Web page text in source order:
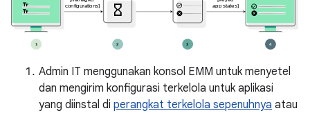
Admin IT menggunakan konsol EMM untuk menyetel
dan mengirim konfigurasi terkelola untuk aplikasi
yang diinstal di perangkat terkelola sepenuhnya atau